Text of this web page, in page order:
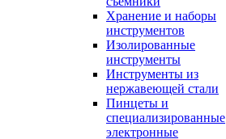
Хранение и наборы
инструментов
Изолированные
инструменты
Инструменты из
нержавеющей стали
Пинцеты и
специализированные
электронные